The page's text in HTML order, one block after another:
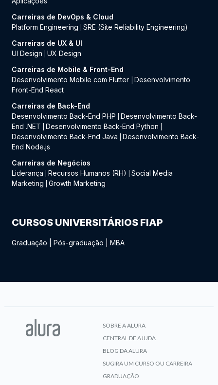
Carreiras de DevOps & Cloud
Platform Engineering
SRE (Site Reliability Engineering)
Carreiras de UX & UI
UI Design
UX Design
Carreiras de Mobile & Front-End
Desenvolvimento Mobile com Flutter
Desenvolvimento
Front-End React
Carreiras de Back-End
Desenvolvimento Back-End PHP
Desenvolvimento Back-
End .NET
Desenvolvimento Back-End Python
Desenvolvimento Back-End Java
Desenvolvimento Back-
End Node.js
Carreiras de Negócios
Liderança
Recursos Humanos (RH)
Social Media
Marketing
Growth Marketing
CURSOS UNIVERSITÁRIOS FIAP
Graduação Pós-graduação MBA
SOBRE A ALURA
CENTRAL DE AJUDA
BLOG DA ALURA
SUGIRA UM CURSO OU CARREIRA
GRADUAÇÃO